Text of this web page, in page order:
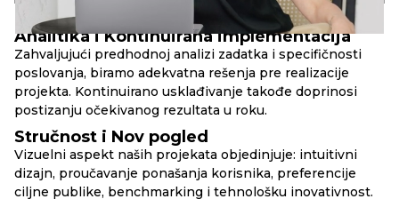
PRINCIPI RBAND
Analitika i Kontinuirana implementacija
Zahvaljujući predhodnoj analizi zadatka i specifičnosti
poslovanja, biramo adekvatna rešenja pre realizacije
projekta. Kontinuirano usklađivanje takođe doprinosi
postizanju očekivanog rezultata u roku.
Stručnost i Nov pogled
Vizuelni aspekt naših projekata objedinjuje: intuitivni
dizajn, proučavanje ponašanja korisnika, preferencije
ciljne publike, benchmarking i tehnološku inovativnost.